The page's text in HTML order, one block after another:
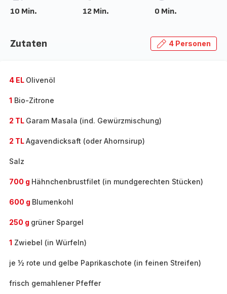
10 Min. 12 Min. 0 Min.
Zutaten 4 Personen
4 EL Olivenöl
1 Bio-Zitrone
2 TL Garam Masala (ind. Gewürzmischung)
2 TLAgavendicksaft (oder Ahornsirup)
Salz
700 g Hähnchenbrustfilet (in mundgerechten Stücken)
600 g Blumenkohl
250 g grüner Spargel
1 Zwiebel (in Würfeln)
je ½ rote und gelbe Paprikaschote (in feinen Streifen)
frisch gemahlener Pfeffer